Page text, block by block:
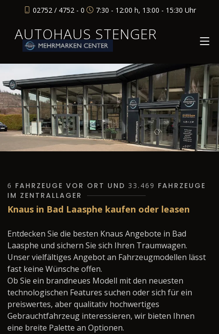
02752 / 4752 - 0 7:30 - 12:00 h, 13:00 - 15:30 Uhr
AUTOHAUS STENGER
6 FAHRZEUGE VOR ORT UND 33.469 FAHRZEUGE
IM ZENTRALLAGER
Knaus in Bad Laasphe kaufen oder leasen
Entdecken Sie die besten Knaus Angebote in Bad
Laasphe und sichern Sie sich Ihren Traumwagen.
Unser vielfältiges Angebot an Fahrzeugmodellen lässt
fast keine Wünsche offen.
Ob Sie ein brandneues Modell mit den neuesten
technologischen Features suchen oder sich für ein
preiswertes, aber qualitativ hochwertiges
Gebrauchtfahrzeug interessieren, wir bieten Ihnen
eine breite Palette an Optionen.